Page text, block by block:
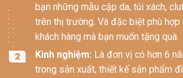
bạn những mẫu cặp da, túi xách,
trên thị trường. Và đặc biệt phù
khách hàng mà bạn muốn tặng quà.
Kinh nghiệm: Là đơn vị có hơn 6
trong sản xuất, thiết kế sản phẩm